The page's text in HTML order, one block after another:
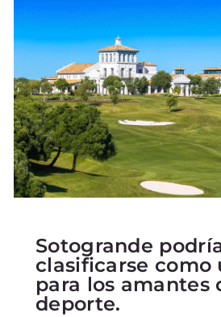
Sotogrande
clasificarse como
para los amantes
deporte.